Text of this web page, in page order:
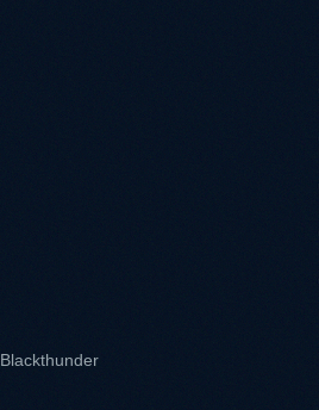
Blackthunder